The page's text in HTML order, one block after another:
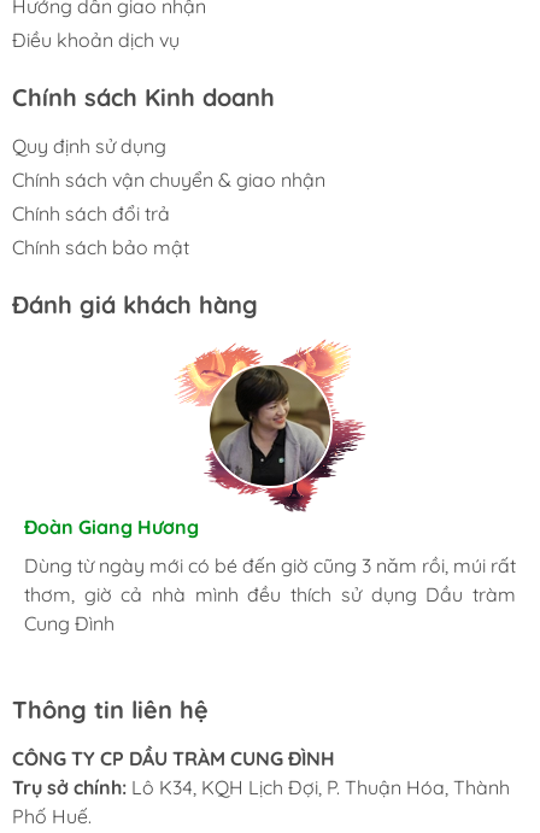
Hướng dẫn giao nhận
Điều khoản dịch vụ
Chính sách Kinh doanh
Quy định sử dụng
Chính sách vận chuyển & giao nhận
Chính sách đổi trả
Chính sách bảo mật
Đánh giá khách hàng
Hương Suri
Đã mua nhiều lần, giờ trong nhà lúc nào cũng phải có
chai Dầu tràm Cung Đình, bị cái gì cũng có thể sử dụng
được.
Đoàn Giang Hương
Dùng từ ngày mới có bé đến giờ cũng 3 năm rồi, múi rất
thơm, giờ cả nhà mình đều thích sử dụng Dầu tràm
Cung Đình
Nhã An
Là một người khá kỹ tính, tôi luôn luôn lựa chọn những
sản phẩm tốt nhất. Và đây là nơi tôi đặt trọng niềm tin.
Thông tin liên hệ
CÔNG TY CP DẦU TRÀM CUNG ĐÌNH
Trụ sở chính: Lô K34, KQH Lịch Đợi, P. Thuận Hóa, Thành
Phố Huế.